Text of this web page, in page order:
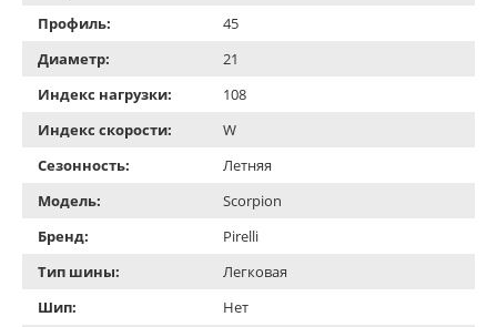
Профиль:
45
Диаметр:
21
Индекс нагрузки:
108
Индекс скорости:
W
Сезонность:
Летняя
Модель:
Scorpion
Бренд:
Pirelli
Тип шины:
Легковая
Шип:
Нет